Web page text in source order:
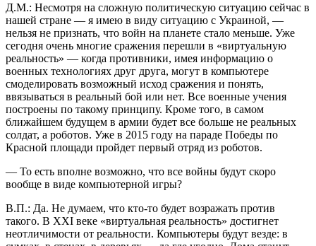
Д.М.: Несмотря на сложную политическую ситуацию сейчас в
нашей стране — я имею в виду ситуацию с Украиной, —
нельзя не признать, что войн на планете стало меньше. Уже
сегодня очень многие сражения перешли в «виртуальную
реальность» — когда противники, имея информацию о
военных технологиях друг друга, могут в компьютере
смоделировать возможный исход сражения и понять,
ввязываться в реальный бой или нет. Все военные учения
построены по такому принципу. Кроме того, в самом
ближайшем будущем в армии будет все больше не реальных
солдат, а роботов. Уже в 2015 году на параде Победы по
Красной площади пройдет первый отряд из роботов.
— То есть вполне возможно, что все войны будут скоро
вообще в виде компьютерной игры?
В.П.: Да. Не думаем, что кто-то будет возражать против
такого. В XXI веке «виртуальная реальность» достигнет
неотличимости от реальности. Компьютеры будут везде: в